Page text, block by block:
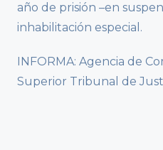
año de prisión –en
inhabilitación especial.
INFORMA: Agencia de
Superior Tribunal de